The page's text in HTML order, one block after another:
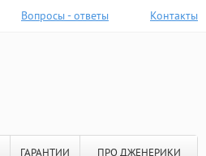
Вопросы - ответы Контакты
ГАРАНТИИ ПРО ДЖЕНЕРИКИ